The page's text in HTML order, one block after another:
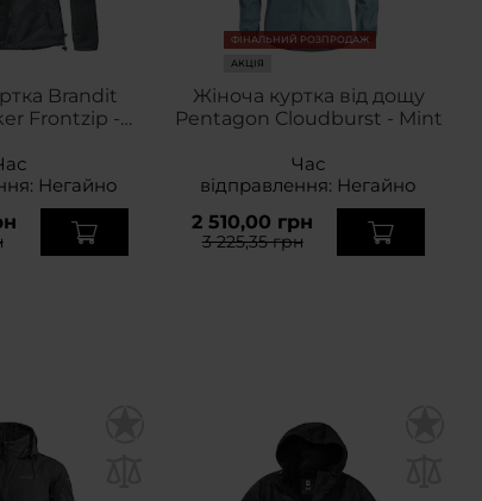
Brandit
Frontzip -
Негайно
ФІНАЛЬНИЙ РОЗПРОДАЖ
АКЦІЯ
Жіноча куртка від дощу
Pentagon Cloudburst - Mint
Час
відправлення: Негайно
2 510,00 грн
3 225,35 грн